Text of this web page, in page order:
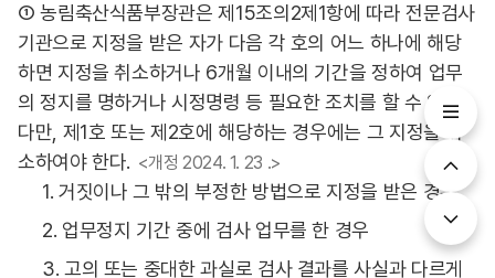
① 농림축산식품부장관은 제15조의2제1항에 따라 전문검사
기관으로 지정을 받은 자가 다음 각 호의 어느 하나에 해당
하면 지정을 취소하거나 6개월 이내의 기간을 정하여 업무
의 정지를 명하거나 시정명령 등 필요한 조치를 할 수 있다.
다만, 제1호 또는 제2호에 해당하는 경우에는 그 지정을 취
소하여야 한다. <개정 2024. 1. 23 .>
1. 거짓이나 그 밖의 부정한 방법으로 지정을 받은 경우
2. 업무정지 기간 중에 검사 업무를 한 경우
3. 고의 또는 중대한 과실로 검사 결과를 사실과 다르게